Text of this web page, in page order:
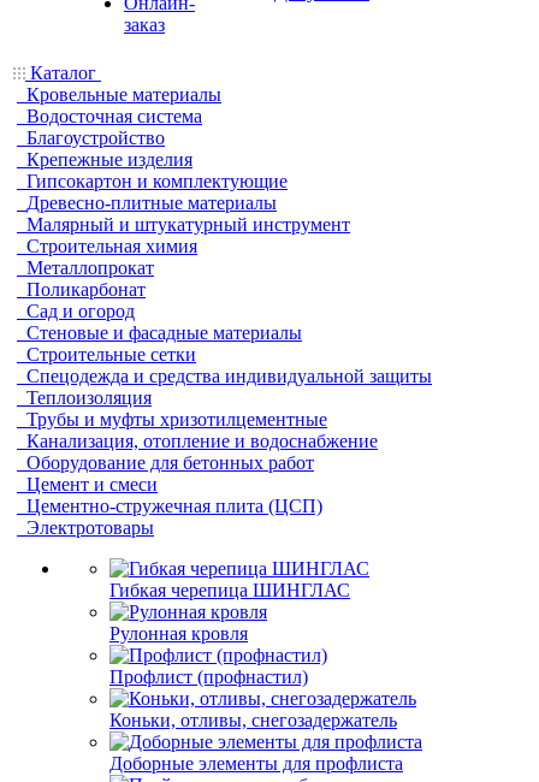
заказ
Каталог
Кровельные материалы
Водосточная система
Благоустройство
Крепежные изделия
Гипсокартон и комплектующие
Древесно-плитные материалы
Малярный и штукатурный инструмент
Строительная химия
Металлопрокат
Поликарбонат
Сад и огород
Стеновые и фасадные материалы
Строительные сетки
Спецодежда и средства индивидуальной защиты
Теплоизоляция
Трубы и муфты хризотилцементные
Канализация, отопление и водоснабжение
Оборудование для бетонных работ
Цемент и смеси
Цементно-стружечная плита (ЦСП)
Электротовары
Гибкая черепица ШИНГЛАС
Рулонная кровля
Профлист (профнастил)
Коньки, отливы, снегозадержатель
Доборные элементы для профлиста